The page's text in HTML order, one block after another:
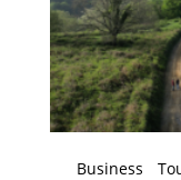
Business